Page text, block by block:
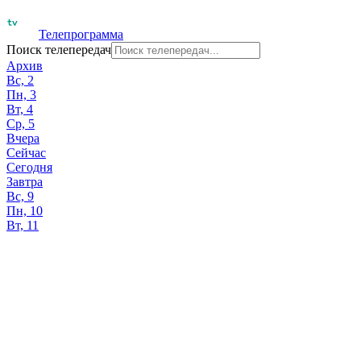
Телепрограмма
Поиск телепередач
Архив
Вс, 2
Пн, 3
Вт, 4
Ср, 5
Вчера
Сейчас
Сегодня
Завтра
Вс, 9
Пн, 10
Вт, 11